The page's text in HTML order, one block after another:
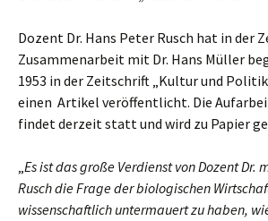
Dozent Dr. Hans Peter Rusch hat in der
Zusammenarbeit mit Dr. Hans Müller
1953 in der Zeitschrift „Kultur und
einen Artikel veröffentlicht. Die
findet derzeit statt und wird zu Papier
„Es ist das große Verdienst von Dozent Dr.
Rusch die Frage der biologischen
wissenschaftlich untermauert zu haben,